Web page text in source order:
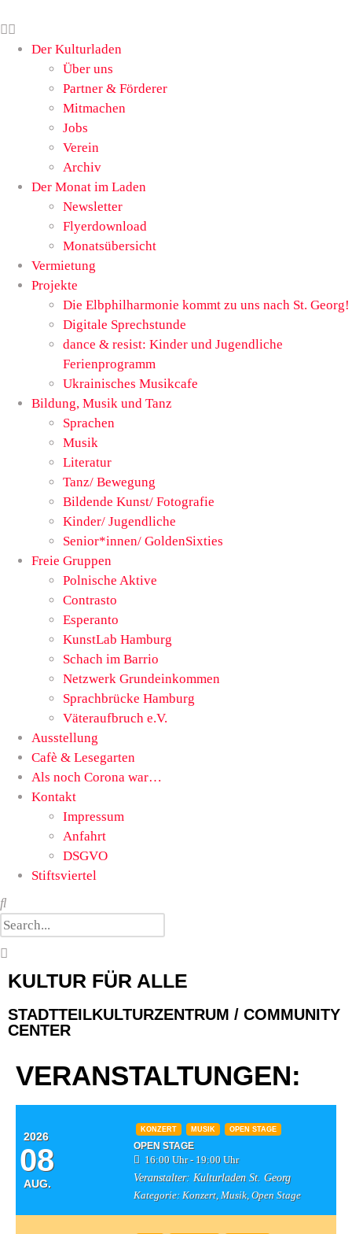
Der Kulturladen
Über uns
Partner & Förderer
Mitmachen
Jobs
Verein
Archiv
Der Monat im Laden
Newsletter
Flyerdownload
Monatsübersicht
Vermietung
Projekte
Die Elbphilharmonie kommt zu uns nach St. Georg!
Digitale Sprechstunde
dance & resist: Kinder und Jugendliche
Ferienprogramm
Ukrainisches Musikcafe
Bildung, Musik und Tanz
Sprachen
Musik
Literatur
Tanz/ Bewegung
Bildende Kunst/ Fotografie
Kinder/ Jugendliche
Senior*innen/ GoldenSixties
Freie Gruppen
Polnische Aktive
Contrasto
Esperanto
KunstLab Hamburg
Schach im Barrio
Netzwerk Grundeinkommen
Sprachbrücke Hamburg
Väteraufbruch e.V.
Ausstellung
Cafè & Lesegarten
Als noch Corona war…
Kontakt
Impressum
Anfahrt
DSGVO
Stiftsviertel
KULTUR FÜR ALLE
STADTTEILKULTURZENTRUM / COMMUNITY
CENTER
VERANSTALTUNGEN:
2026
08
AUG.
KONZERT MUSIK OPEN STAGE
OPEN STAGE
16:00 Uhr - 19:00 Uhr
Veranstalter: Kulturladen St. Georg
Kategorie:Konzert, Musik, Open Stage